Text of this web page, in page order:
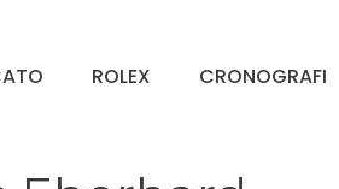
ROLEX CRONOGRAFI